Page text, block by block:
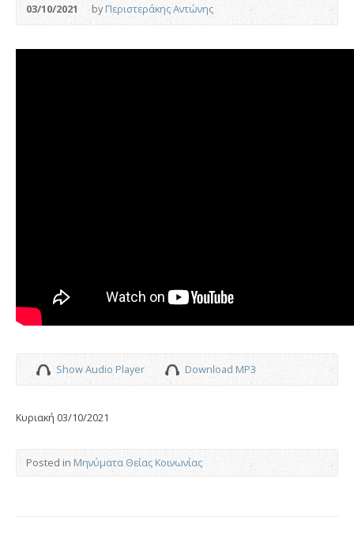
03/10/2021 byΠεριστεράκης Αντώνης
Show Audio Player Download MP3
Κυριακή 03/10/2021
Posted in Μηνύματα Θείας Κοινωνίας